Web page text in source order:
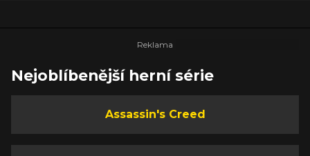
Nejoblíbenější herní série
Assassin's Creed